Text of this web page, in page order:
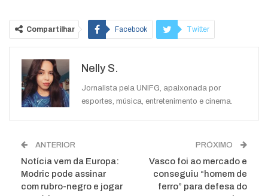
Compartilhar Facebook Twitter
WhatsApp
Nelly S.
Jornalista pela UNIFG, apaixonada por
esportes, música, entretenimento e cinema.
ANTERIOR
Notícia vem da Europa:
Modric pode assinar
com rubro-negro e jogar
PRÓXIMO
Vasco foi ao mercado e
conseguiu “homem de
ferro” para defesa do